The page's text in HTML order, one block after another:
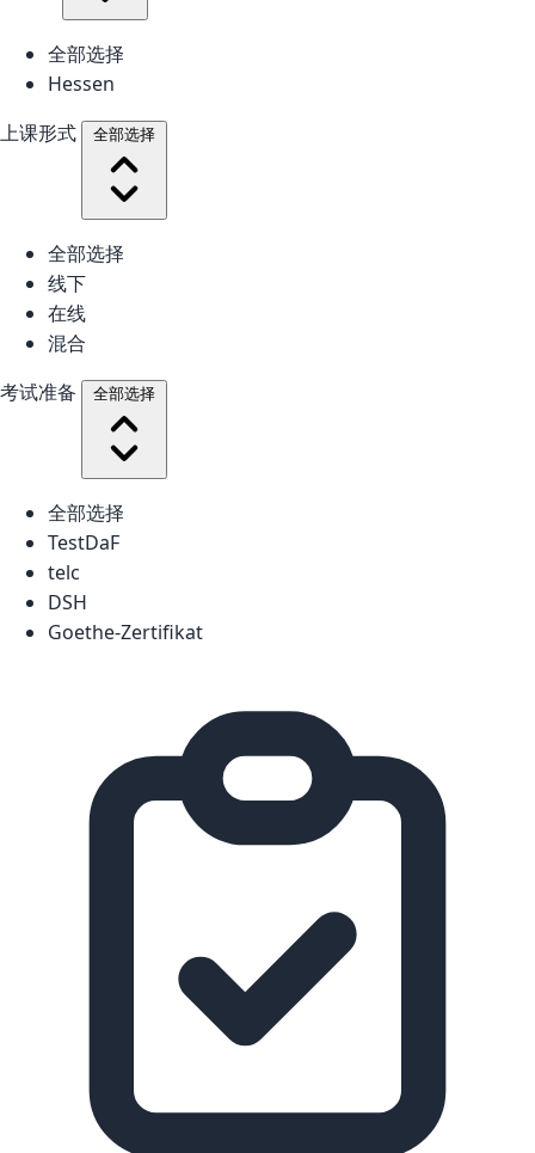
全部选择
Hessen
上课形式
全部选择
全部选择
线下
在线
混合
考试准备
全部选择
全部选择
TestDaF
telc
DSH
Goethe-Zertifikat